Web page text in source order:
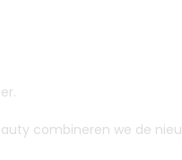
combineren we de